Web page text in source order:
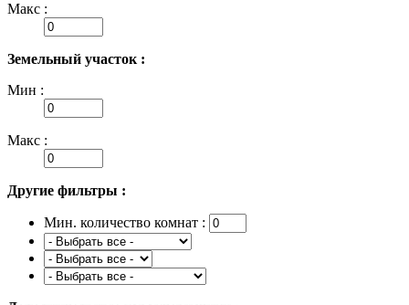
Макс :
Земельный участок :
Мин :
Макс :
Другие фильтры :
Мин. количество комнат :